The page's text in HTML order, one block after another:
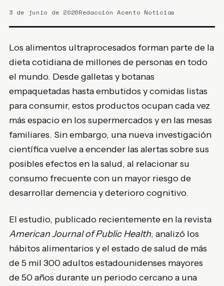
3 de junio de 2026Redacción Acento Noticias
Los alimentos ultraprocesados forman parte de la
dieta cotidiana de millones de personas en todo
el mundo. Desde galletas y botanas
empaquetadas hasta embutidos y comidas listas
para consumir, estos productos ocupan cada vez
más espacio en los supermercados y en las mesas
familiares. Sin embargo, una nueva investigación
científica vuelve a encender las alertas sobre sus
posibles efectos en la salud, al relacionar su
consumo frecuente con un mayor riesgo de
desarrollar demencia y deterioro cognitivo.
El estudio, publicado recientemente en la revista
American Journal of Public Health, analizó los
hábitos alimentarios y el estado de salud de más
de 5 mil 300 adultos estadounidenses mayores
de 50 años durante un periodo cercano a una